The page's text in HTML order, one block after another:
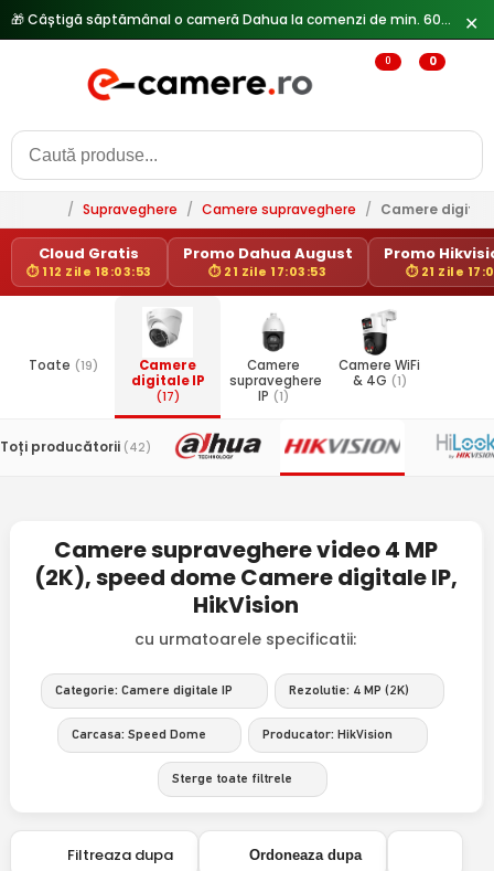
✕
0 0
/ Supraveghere / Camere supraveghere / Camere
Cloud Gratis
⏱ 112 Zile 18:03:53
Promo Dahua August
⏱ 21 Zile 17:03:53
Promo
⏱ 21 Zile
Toate (19)
Camere
digitale IP
(17)
Camere
supraveghere
IP (1)
Camere WiFi
& 4G (1)
Toți producătorii (42)
Camere supraveghere video 4 MP
(2K), speed dome Camere digitale IP,
HikVision
cu urmatoarele specificatii:
Categorie: Camere digitale IP Rezolutie: 4 MP (2K)
Carcasa: Speed Dome Producator: HikVision
Sterge toate filtrele
Filtreaza dupa Ordoneaza dupa